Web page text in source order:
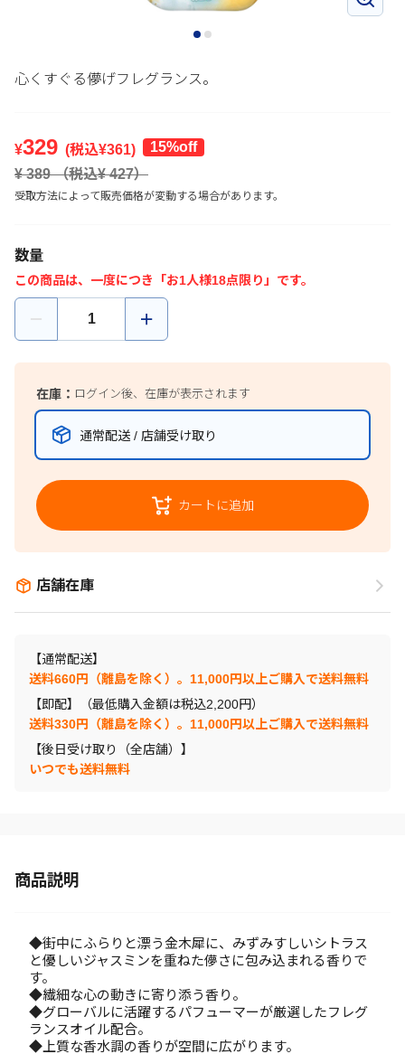
心くすぐる儚げフレグランス。
¥329 (税込¥361)
15%off
¥ 389（税込¥427）
受取方法によって販売価格が変動する場合があります。
数量
この商品は、一度につき「お1人様18点限り」です。
在庫： ログイン後、在庫が表示されます
通常配送 / 店舗受け取り
カートに追加
店舗在庫
【通常配送】
送料660円（離島を除く）。11,000円以上ご購入で送料無料
【即配】（最低購入金額は税込2,200円）
送料330円（離島を除く）。11,000円以上ご購入で送料無料
【後日受け取り（全店舗）】
いつでも送料無料
商品説明
◆街中にふらりと漂う金木犀に、みずみすしいシトラス
と優しいジャスミンを重ねた儚さに包み込まれる香りで
す。
◆繊細な心の動きに寄り添う香り。
◆グローバルに活躍するパフューマーが厳選したフレグ
ランスオイル配合。
◆上質な香水調の香りが空間に広がります。